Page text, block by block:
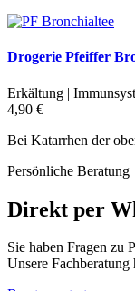
Drogerie Pfeiffer
Erkältung |
4,90 €
Bei Katarrhen der
Persönliche Beratung
Direkt per
Sie haben Fragen zu
Unsere